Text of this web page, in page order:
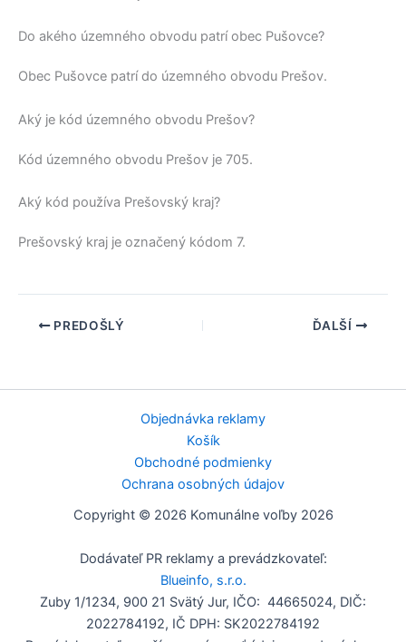
Do akého územného obvodu patrí obec Pušovce?
Obec Pušovce patrí do územného obvodu Prešov.
Aký je kód územného obvodu Prešov?
Kód územného obvodu Prešov je 705.
Aký kód používa Prešovský kraj?
Prešovský kraj je označený kódom 7.
PREDOŠLÝ ĎALŠÍ
Objednávka reklamy
Košík
Obchodné podmienky
Ochrana osobných údajov
Copyright © 2026 Komunálne voľby 2026
Dodávateľ PR reklamy a prevádzkovateľ:
Blueinfo, s.r.o.
Zuby 1/1234, 900 21 Svätý Jur, IČO: 44665024, DIČ:
2022784192, IČ DPH: SK2022784192